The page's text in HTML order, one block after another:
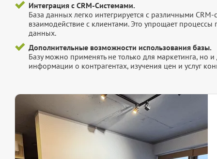
Интеграция с CRM-Системами.
База данных легко интегрируется с различными
взаимодействие с клиентами. Это упрощает
данных.
Дополнительные возможности использования базы.
Базу можно применять не только для маркетинга, но
информации о контрагентах, изучения цен и услуг